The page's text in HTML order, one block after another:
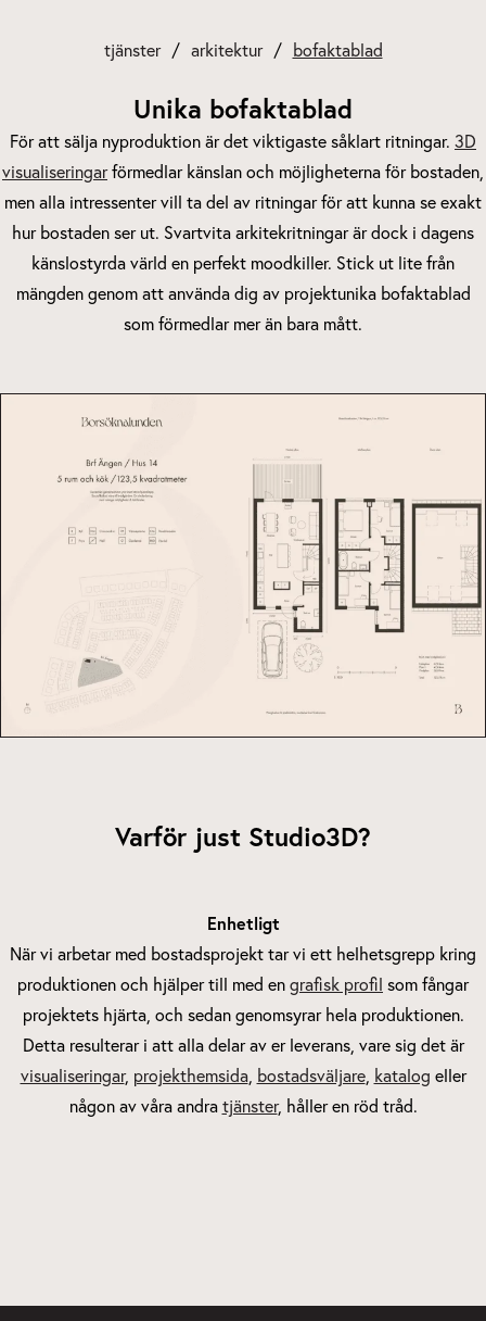
tjänster arkitektur bofaktablad
Unika bofaktablad
För att sälja nyproduktion är det viktigaste såklart ritningar. 3D
visualiseringarförmedlar känslan och möjligheterna för bostaden,
men alla intressenter vill ta del av ritningar för att kunna se exakt
hur bostaden ser ut. Svartvita arkitekritningar är dock i dagens
känslostyrda värld en perfekt moodkiller. Stick ut lite från
mängden genom att använda dig av projektunika bofaktablad
som förmedlar mer än bara mått.
Varför just Studio3D?
Enhetligt
När vi arbetar med bostadsprojekt tar vi ett helhetsgrepp kring
produktionen och hjälper till med en grafisk profil som fångar
projektets hjärta, och sedan genomsyrar hela produktionen.
Detta resulterar i att alla delar av er leverans, vare sig det är
visualiseringar, projekthemsida, bostadsväljare, katalog eller
någon av våra andra tjänster, håller en röd tråd.